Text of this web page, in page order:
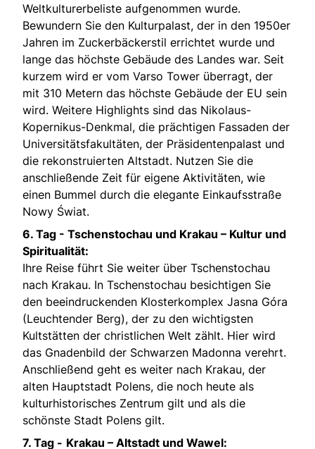
Weltkulturerbeliste aufgenommen wurde.
Bewundern Sie den Kulturpalast, der in den 1950er
Jahren im Zuckerbäckerstil errichtet wurde und
lange das höchste Gebäude des Landes war. Seit
kurzem wird er vom Varso Tower überragt, der
mit 310 Metern das höchste Gebäude der EU sein
wird. Weitere Highlights sind das Nikolaus-
Kopernikus-Denkmal, die prächtigen Fassaden der
Universitätsfakultäten, der Präsidentenpalast und
die rekonstruierten Altstadt. Nutzen Sie die
anschließende Zeit für eigene Aktivitäten, wie
einen Bummel durch die elegante Einkaufsstraße
Nowy Świat.
6. Tag - Tschenstochau und Krakau – Kultur und
Spiritualität:
Ihre Reise führt Sie weiter über Tschenstochau
nach Krakau. In Tschenstochau besichtigen Sie
den beeindruckenden Klosterkomplex Jasna Góra
(Leuchtender Berg), der zu den wichtigsten
Kultstätten der christlichen Welt zählt. Hier wird
das Gnadenbild der Schwarzen Madonna verehrt.
Anschließend geht es weiter nach Krakau, der
alten Hauptstadt Polens, die noch heute als
kulturhistorisches Zentrum gilt und als die
schönste Stadt Polens gilt.
7. Tag - Krakau – Altstadt und Wawel: